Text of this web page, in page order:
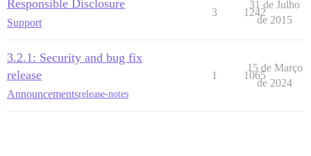
Responsible Disclosure
Support
3 1242
31 de Julho
de 2015
3.2.1: Security and bug fix
release
Announcementsrelease-notes
1 1065
15 de Março
de 2024